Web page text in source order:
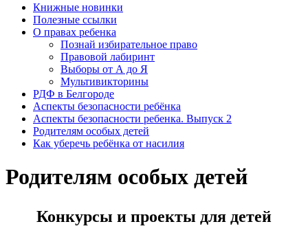
Книжные новинки
Полезные ссылки
О правах ребенка
Познай избирательное право
Правовой лабиринт
Выборы от А до Я
Мультивикторины
РДФ в Белгороде
Аспекты безопасности ребёнка
Аспекты безопасности ребенка. Выпуск 2
Родителям особых детей
Как уберечь ребёнка от насилия
Родителям особых детей
Конкурсы и проекты для детей